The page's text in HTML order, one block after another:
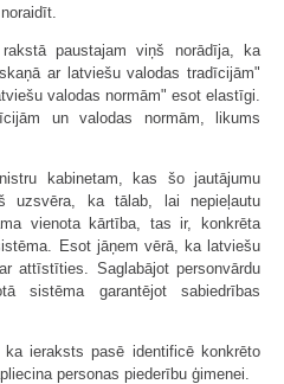
paustajam viņš norādīja, ka
ar latviešu valodas tradīcijām"
valodas normām" esot elastīgi.
un valodas normām, likums
kabinetam, kas šo jautājumu
uzsvēra, ka tālab, lai nepieļautu
vienota kārtība, tas ir, konkrēta
Esot jāņem vērā, ka latviešu
attīstīties. Saglabājot personvārdu
sistēma garantējot sabiedrības
ieraksts pasē identificē konkrēto
personas piederību ģimenei.